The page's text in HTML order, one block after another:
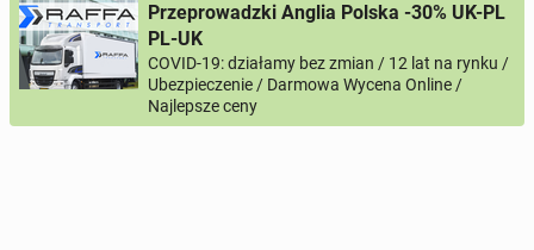
Przeprowadzki Anglia Polska -30% UK-PL
PL-UK
COVID-19: działamy bez zmian / 12 lat na rynku /
Ubezpieczenie / Darmowa Wycena Online /
Najlepsze ceny